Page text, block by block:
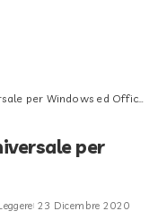
per Windows ed Office
per
23 Dicembre 2020